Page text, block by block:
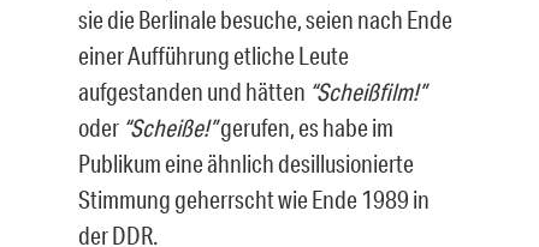
sie die Berlinale besuche, seien nach Ende
einer Aufführung etliche Leute
aufgestanden und hätten “Scheißfilm!”
oder “Scheiße!”gerufen, es habe im
Publikum eine ähnlich desillusionierte
Stimmung geherrscht wie Ende 1989 in
der DDR.